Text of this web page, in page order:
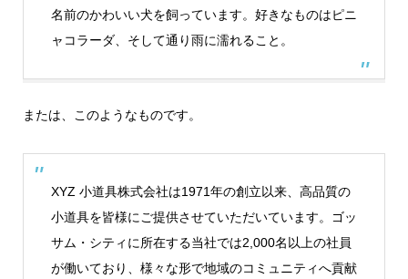
名前のかわいい犬を飼っています。好きなものはピニ
ャコラーダ、そして通り雨に濡れること。
または、このようなものです。
XYZ 小道具株式会社は1971年の創立以来、高品質の
小道具を皆様にご提供させていただいています。ゴッ
サム・シティに所在する当社では2,000名以上の社員
が働いており、様々な形で地域のコミュニティへ貢献